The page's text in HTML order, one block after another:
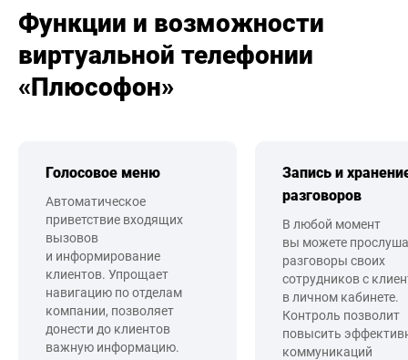
Функции и возможности
виртуальной телефонии
«Плюсофон»
Голосовое меню
Автоматическое
приветствие входящих
вызовов
и информирование
клиентов. Упрощает
навигацию по отделам
компании, позволяет
донести до клиентов
важную информацию.
Запись и
разговоров
В любой момент
вы можете
разговоры своих
сотрудников с
в личном кабинете.
Контроль позволит
повысить
коммуникаций